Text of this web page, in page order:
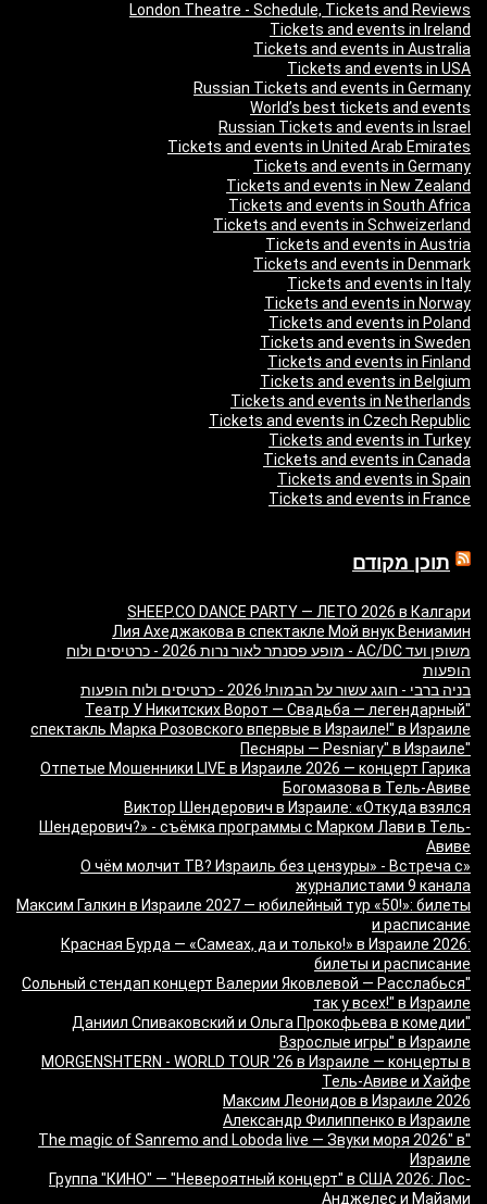
London Theatre - Schedule, Tickets and Reviews
Tickets and events in Ireland
Tickets and events in Australia
Tickets and events in USA
Russian Tickets and events in Germany
World’s best tickets and events
Russian Tickets and events in Israel
Tickets and events in United Arab Emirates
Tickets and events in Germany
Tickets and events in New Zealand
Tickets and events in South Africa
Tickets and events in Schweizerland
Tickets and events in Austria
Tickets and events in Denmark
Tickets and events in Italy
Tickets and events in Norway
Tickets and events in Poland
Tickets and events in Sweden
Tickets and events in Finland
Tickets and events in Belgium
Tickets and events in Netherlands
Tickets and events in Czech Republic
Tickets and events in Turkey
Tickets and events in Canada
Tickets and events in Spain
Tickets and events in France
תוכן מקודם
SHEEP.CO DANCE PARTY — ЛЕТО 2026 в Калгари
Лия Ахеджакова в спектакле Мой внук Вениамин
משופן ועד AC/DC - מופע פסנתר לאור נרות 2026 - כרטיסים ולוח
הופעות
בניה ברבי - חוגג עשור על הבמות! 2026 - כרטיסים ולוח הופעות
"Театр У Никитских Ворот — Свадьба — легендарный
спектакль Марка Розовского впервые в Израиле!" в Израиле
"Песняры — Pesniary" в Израиле
Отпетые Мошенники LIVE в Израиле 2026 — концерт Гарика
Богомазова в Тель-Авиве
Виктор Шендерович в Израиле: «Откуда взялся
Шендерович?» - съёмка программы с Марком Лави в Тель-
Авиве
«О чём молчит ТВ? Израиль без цензуры» - Встреча с
журналистами 9 канала
Максим Галкин в Израиле 2027 — юбилейный тур «50!»: билеты
и расписание
Красная Бурда — «Самеах, да и только!» в Израиле 2026:
билеты и расписание
"Сольный стендап концерт Валерии Яковлевой — Расслабься
так у всех!" в Израиле
"Даниил Спиваковский и Ольга Прокофьева в комедии
Взрослые игры" в Израиле
MORGENSHTERN - WORLD TOUR '26 в Израиле — концерты в
Тель-Авиве и Хайфе
Максим Леонидов в Израиле 2026
Александр Филиппенко в Израиле
"The magic of Sanremo and Loboda live — Звуки моря 2026" в
Израиле
Группа "КИНО" — "Невероятный концерт" в США 2026: Лос-
Анджелес и Майами